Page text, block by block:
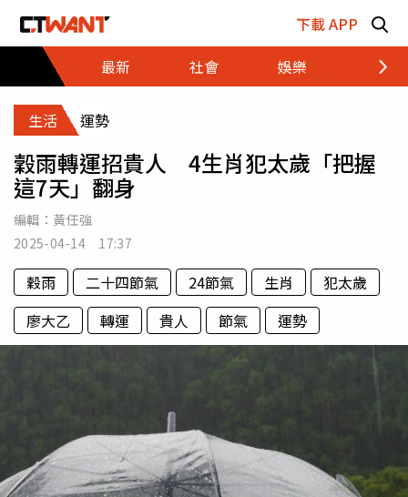
下載 APP
最新
社會 娛樂 財經
生活 運勢
穀雨轉運招貴人 4生肖犯太歲「把握
這7天」翻身
編輯： 黃任強
2025-04-14 17:37
穀雨 二十四節氣 24節氣 生肖
犯太歲
廖大乙
轉運 貴人 節氣 運勢